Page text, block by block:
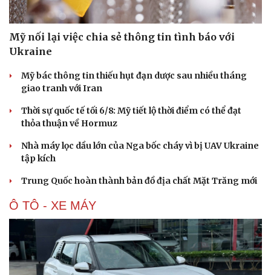
Mỹ nối lại việc chia sẻ thông tin tình báo với
Ukraine
Mỹ bác thông tin thiếu hụt đạn dược sau nhiều tháng
giao tranh với Iran
Thời sự quốc tế tối 6/8: Mỹ tiết lộ thời điểm có thể đạt
thỏa thuận về Hormuz
Nhà máy lọc dầu lớn của Nga bốc cháy vì bị UAV Ukraine
tập kích
Trung Quốc hoàn thành bản đồ địa chất Mặt Trăng mới
Ô TÔ - XE MÁY